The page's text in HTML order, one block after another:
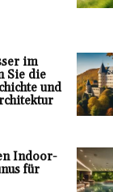
im
Sie die
und
Indoor-
für